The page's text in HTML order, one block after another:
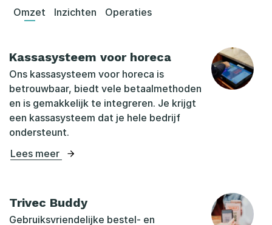
Omzet Inzichten Operaties
Kassasysteem voor horeca
Ons kassasysteem voor horeca is
betrouwbaar, biedt vele betaalmethoden
en is gemakkelijk te integreren. Je krijgt
een kassasysteem dat je hele bedrijf
ondersteunt.
Lees meer
Trivec Buddy
Gebruiksvriendelijke bestel- en